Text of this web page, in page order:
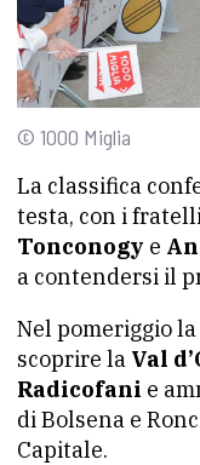
© 1000 Miglia
La classifica
testa, con i
Tonconogy e
a contendersi il
Nel pomeriggio
scoprire la Val
Radicofani e
di Bolsena e
Capitale.